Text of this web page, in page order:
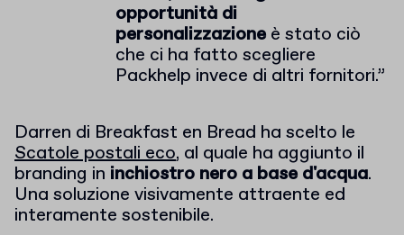
opportunità di
personalizzazione è stato ciò
che ci ha fatto scegliere
Packhelp invece di altri fornitori.”
Darren di Breakfast en Bread ha scelto le
Scatole postali eco, al quale ha aggiunto il
branding in inchiostro nero a base d'acqua.
Una soluzione visivamente attraente ed
interamente sostenibile.